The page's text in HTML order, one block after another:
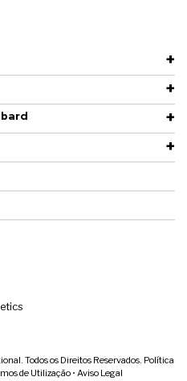
Todos os Direitos Reservados. Política
de Utilização • Aviso Legal